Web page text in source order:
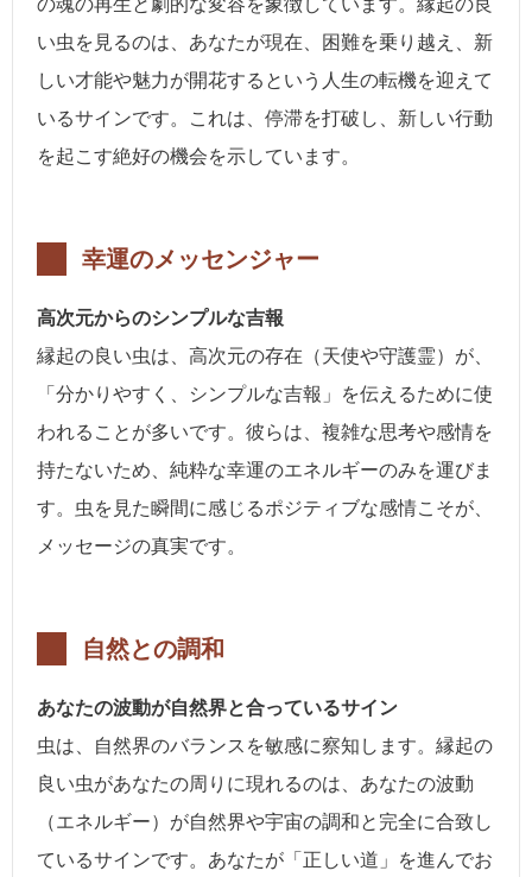
の魂の再生と劇的な変容を象徴しています。縁起の良
い虫を見るのは、あなたが現在、困難を乗り越え、新
しい才能や魅力が開花するという人生の転機を迎えて
いるサインです。これは、停滞を打破し、新しい行動
を起こす絶好の機会を示しています。
幸運のメッセンジャー
高次元からのシンプルな吉報
縁起の良い虫は、高次元の存在（天使や守護霊）が、
「分かりやすく、シンプルな吉報」を伝えるために使
われることが多いです。彼らは、複雑な思考や感情を
持たないため、純粋な幸運のエネルギーのみを運びま
す。虫を見た瞬間に感じるポジティブな感情こそが、
メッセージの真実です。
自然との調和
あなたの波動が自然界と合っているサイン
虫は、自然界のバランスを敏感に察知します。縁起の
良い虫があなたの周りに現れるのは、あなたの波動
（エネルギー）が自然界や宇宙の調和と完全に合致し
ているサインです。あなたが「正しい道」を進んでお